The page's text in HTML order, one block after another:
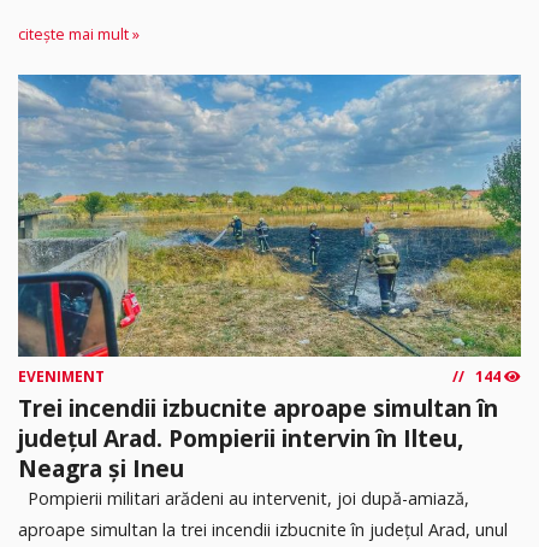
citește mai mult »
EVENIMENT 144
Trei incendii izbucnite aproape simultan în
județul Arad. Pompierii intervin în Ilteu,
Neagra și Ineu
Pompierii militari arădeni au intervenit, joi după-amiază,
aproape simultan la trei incendii izbucnite în județul Arad, unul